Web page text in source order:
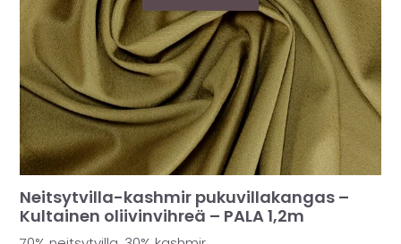
Neitsytvilla-kashmir pukuvillakangas –
Kultainen oliivinvihreä – PALA 1,2m